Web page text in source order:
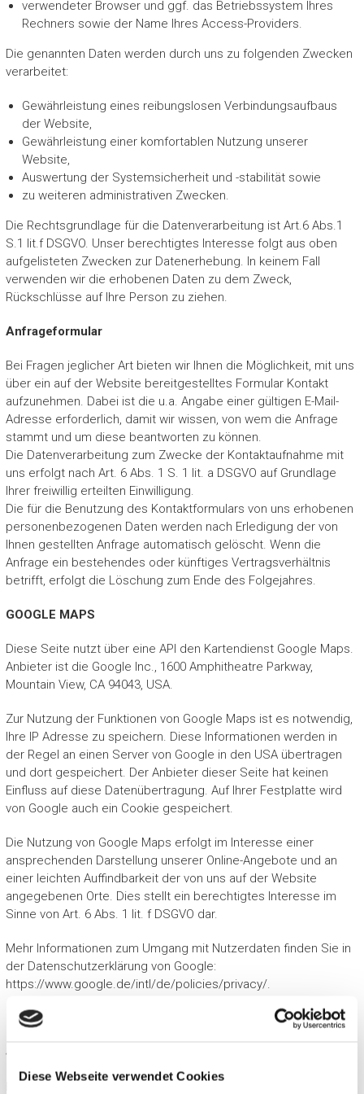
Diese Webseite verwendet Cookies
verwendeter Browser und ggf. das Betriebssystem Ihres
Rechners sowie der Name Ihres Access-Providers.
Die genannten Daten werden durch uns zu folgenden Zwecken
verarbeitet:
Gewährleistung eines reibungslosen Verbindungsaufbaus
der Website,
Gewährleistung einer komfortablen Nutzung unserer
Website,
Auswertung der Systemsicherheit und -stabilität sowie
zu weiteren administrativen Zwecken.
Die Rechtsgrundlage für die Datenverarbeitung ist Art.6 Abs.1
S.1 lit.f DSGVO. Unser berechtigtes Interesse folgt aus oben
aufgelisteten Zwecken zur Datenerhebung. In keinem Fall
verwenden wir die erhobenen Daten zu dem Zweck,
Rückschlüsse auf Ihre Person zu ziehen.
Anfrageformular
Bei Fragen jeglicher Art bieten wir Ihnen die Möglichkeit, mit uns
über ein auf der Website bereitgestelltes Formular Kontakt
aufzunehmen. Dabei ist die u.a. Angabe einer gültigen E-Mail-
Adresse erforderlich, damit wir wissen, von wem die Anfrage
stammt und um diese beantworten zu können.
Die Datenverarbeitung zum Zwecke der Kontaktaufnahme mit
uns erfolgt nach Art. 6 Abs. 1 S. 1 lit. a DSGVO auf Grundlage
Ihrer freiwillig erteilten Einwilligung.
Die für die Benutzung des Kontaktformulars von uns erhobenen
personenbezogenen Daten werden nach Erledigung der von
Ihnen gestellten Anfrage automatisch gelöscht. Wenn die
Anfrage ein bestehendes oder künftiges Vertragsverhältnis
betrifft, erfolgt die Löschung zum Ende des Folgejahres.
GOOGLE MAPS
Diese Seite nutzt über eine API den Kartendienst Google Maps.
Anbieter ist die Google Inc., 1600 Amphitheatre Parkway,
Mountain View, CA 94043, USA.
Zur Nutzung der Funktionen von Google Maps ist es notwendig,
Ihre IP Adresse zu speichern. Diese Informationen werden in
der Regel an einen Server von Google in den USA übertragen
und dort gespeichert. Der Anbieter dieser Seite hat keinen
Einfluss auf diese Datenübertragung. Auf Ihrer Festplatte wird
von Google auch ein Cookie gespeichert.
Die Nutzung von Google Maps erfolgt im Interesse einer
ansprechenden Darstellung unserer Online-Angebote und an
einer leichten Auffindbarkeit der von uns auf der Website
angegebenen Orte. Dies stellt ein berechtigtes Interesse im
Sinne von Art. 6 Abs. 1 lit. f DSGVO dar.
Mehr Informationen zum Umgang mit Nutzerdaten finden Sie in
der Datenschutzerklärung von Google:
https://www.google.de/intl/de/policies/privacy/.
4. Weitergabe von Daten